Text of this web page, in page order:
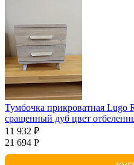
Тумбочка прикроватная Lugo
сращенный дуб цвет
11 932 ₽
21 694 Р